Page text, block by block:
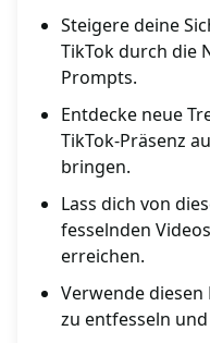
Steigere deine
TikTok durch die
Prompts.
Entdecke neue
TikTok-Präsenz
bringen.
Lass dich von
fesselnden
erreichen.
Verwende
zu entfesseln